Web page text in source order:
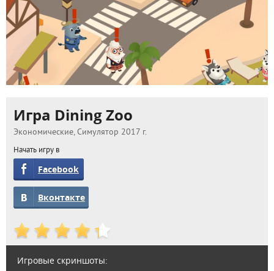
Игра Dining Zoo
Экономические, Симулятор 2017 г.
Начать игру в
Facebook
Вконтакте
Игровые скриншоты: